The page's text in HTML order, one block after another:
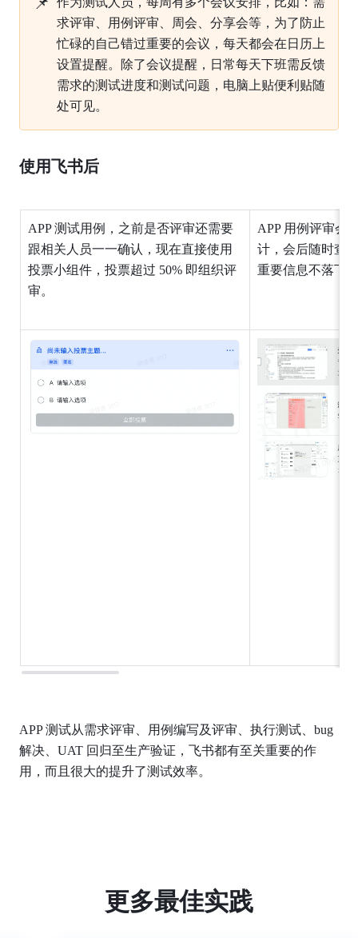
求评审、用例评审、周会、分享会等，为了防止
忙碌的自己错过重要的会议，每天都会在日历上
设置提醒。除了会议提醒，日常每天下班需反馈
需求的测试进度和测试问题，电脑上贴便利贴随
处可见。
使用飞书后
APP 测试用例，之前是否评审还需要
跟相关人员一一确认，现在直接使用
投票小组件，投票超过 50% 即组织评
审。
APP 用例评审会
计，会后随时查
重要信息不落下
APP 测试从需求评审、用例编写及评审、执行测试、bug
解决、UAT 回归至生产验证，飞书都有至关重要的作
用，而且很大的提升了测试效率。
更多最佳实践